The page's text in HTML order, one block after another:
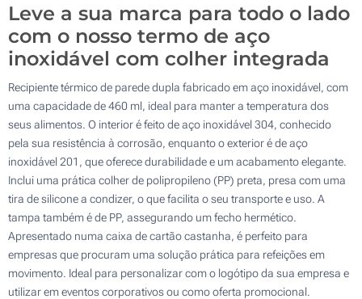
Leve a sua marca para todo o lado
com o nosso termo de aço
inoxidável com colher integrada
Recipiente térmico de parede dupla fabricado em aço inoxidável, com
uma capacidade de 460 ml, ideal para manter a temperatura dos
seus alimentos. O interior é feito de aço inoxidável 304, conhecido
pela sua resistência à corrosão, enquanto o exterior é de aço
inoxidável 201, que oferece durabilidade e um acabamento elegante.
Inclui uma prática colher de polipropileno (PP) preta, presa com uma
tira de silicone a condizer, o que facilita o seu transporte e uso. A
tampa também é de PP, assegurando um fecho hermético.
Apresentado numa caixa de cartão castanha, é perfeito para
empresas que procuram uma solução prática para refeições em
movimento. Ideal para personalizar com o logótipo da sua empresa e
utilizar em eventos corporativos ou como oferta promocional.